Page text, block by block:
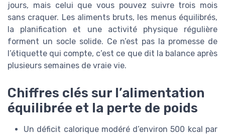
jours, mais celui que vous pouvez suivre trois mois
sans craquer. Les aliments bruts, les menus équilibrés,
la planification et une activité physique régulière
forment un socle solide. Ce n’est pas la promesse de
l’étiquette qui compte, c’est ce que dit la balance après
plusieurs semaines de vraie vie.
Chiffres clés sur l’alimentation
équilibrée et la perte de poids
Un déficit calorique modéré d’environ 500 kcal par